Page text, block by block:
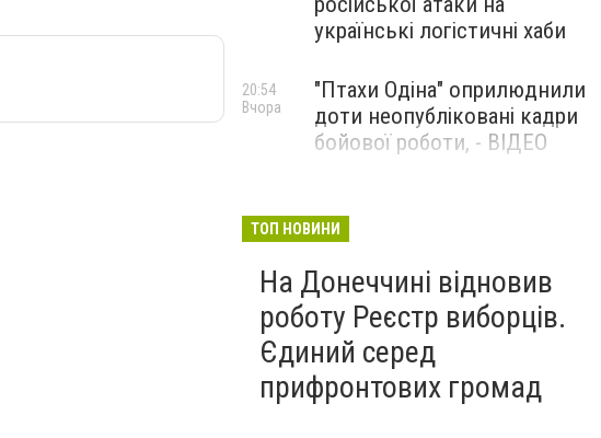
українські логістичні хаби
"Птахи Одіна" оприлюднили
доти неопубліковані кадри
бойової роботи, - ВІДЕО
20:54
Вчора
Бєдняков зіграє тата
новому українському
фільмі, - ФОТО
Вчора
ТОП НОВИНИ
На Донеччині відновив
роботу Реєстр виборців.
Єдиний серед
прифронтових громад